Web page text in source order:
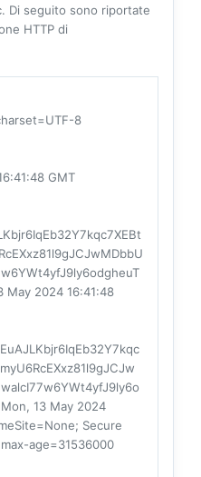
Di seguito sono riportate
HTTP di
8
GMT
May 2024 16:41:48
13 May 2024
Secure
age=31536000